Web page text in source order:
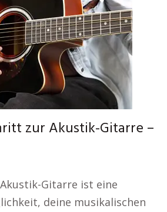
zur Akustik-Gitarre –
Gitarre ist eine
deine musikalischen